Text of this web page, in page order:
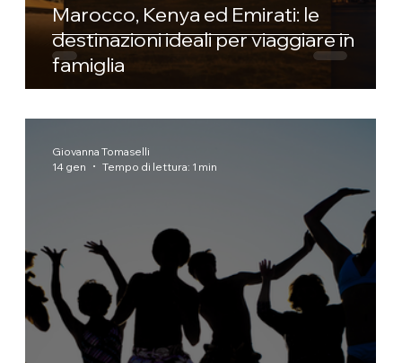
Marocco, Kenya ed Emirati: le
destinazioni ideali per viaggiare in
famiglia
Giovanna Tomaselli
14 gen
Tempo di lettura: 1 min